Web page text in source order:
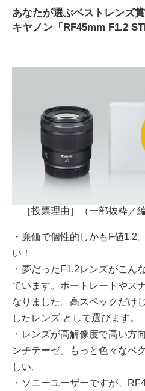
あなたが選ぶベストレンズ賞
キヤノン「RF45mm F1.2
［投票理由］（⼀部抜粋／編
・廉価で個性的しかもF値1.2
い！
・夢だったF1.2レンズがこん
ています。ポートレートやス
なりました。⾼スペックだけ
したレンズ として選びます。
・レンズが⾼解像度で⾼い⽅
ンチテーゼ。もっと⾊々なベ
しい。
・ソニーユーザーですが、